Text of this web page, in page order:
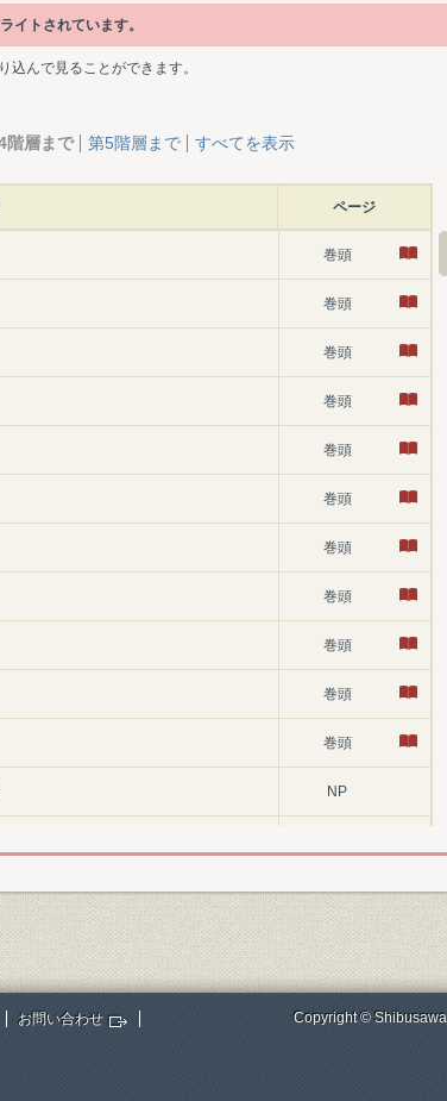
イトされています。
んで見ることができます。
階層まで 第5階層まで すべてを表示
ページ
巻頭
巻頭
巻頭
巻頭
巻頭
巻頭
巻頭
巻頭
巻頭
巻頭
巻頭
NP
(明治初年~昭和十八年 p3
p5
p15
お問い合わせ Copyright ©